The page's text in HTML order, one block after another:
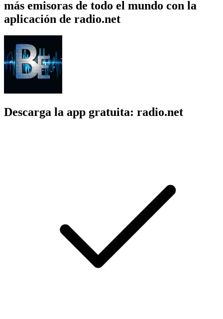
más emisoras de todo el mundo con la
aplicación de radio.net
Descarga la app gratuita: radio.net